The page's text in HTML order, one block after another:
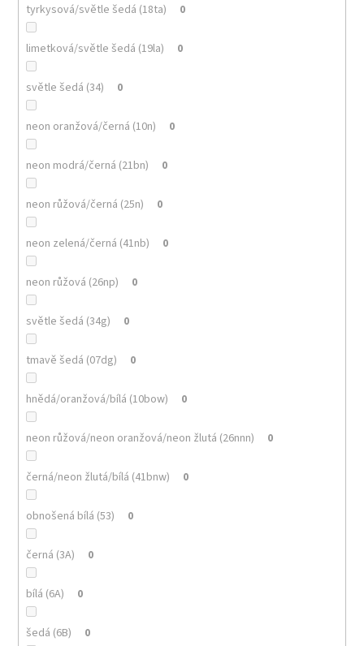
tyrkysová/světle šedá (18ta) 0
limetková/světle šedá (19la) 0
světle šedá (34) 0
neon oranžová/černá (10n) 0
neon modrá/černá (21bn) 0
neon růžová/černá (25n) 0
neon zelená/černá (41nb) 0
neon růžová (26np) 0
světle šedá (34g) 0
tmavě šedá (07dg) 0
hnědá/oranžová/bílá (10bow) 0
neon růžová/neon oranžová/neon žlutá (26nnn) 0
černá/neon žlutá/bílá (41bnw) 0
obnošená bílá (53) 0
černá (3A) 0
bílá (6A) 0
šedá (6B) 0